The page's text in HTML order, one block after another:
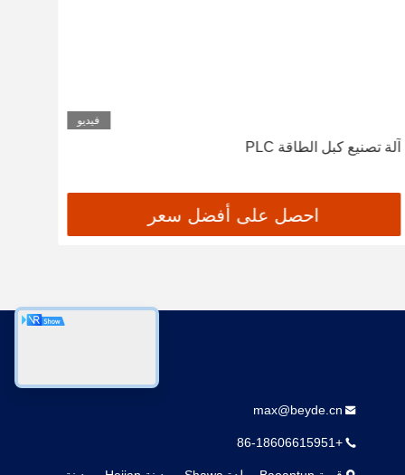
فيديو
آلة تصنيع كبل الطاقة PLC
احصل على أفضل سعر
max@beyde.cn
+86-18606615951